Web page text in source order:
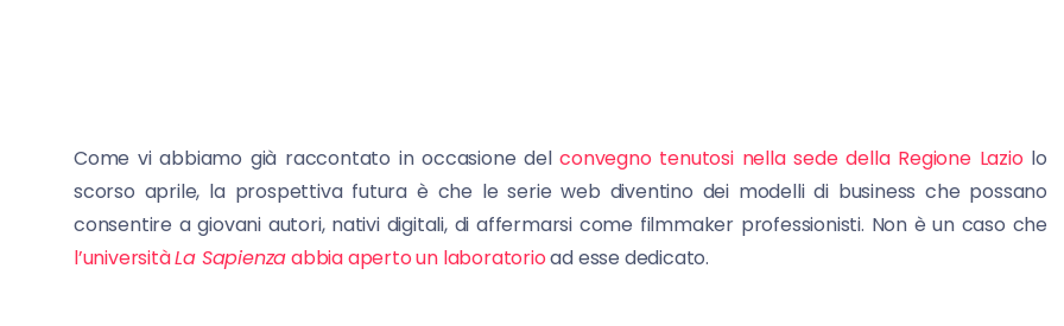
Come vi abbiamo già raccontato in occasione delconvegno tenutosi nella sede della Regione Laziolo
scorso aprile, la prospettiva futura è che le serie web diventino dei modelli di business che possano
consentire a giovani autori, nativi digitali, di affermarsi come filmmaker professionisti. Non è un caso che
l’universitàLa Sapienzaabbia aperto un laboratorioad esse dedicato.